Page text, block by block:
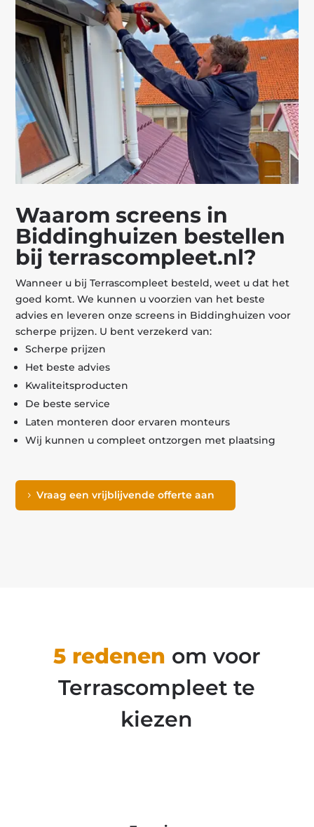
Waarom screens in
Biddinghuizen bestellen
bij terrascompleet.nl?
Wanneer u bij Terrascompleet besteld, weet u dat het
goed komt. We kunnen u voorzien van het beste
advies en leveren onze screens in Biddinghuizen voor
scherpe prijzen. U bent verzekerd van:
Scherpe prijzen
Het beste advies
Kwaliteitsproducten
De beste service
Laten monteren door ervaren monteurs
Wij kunnen u compleet ontzorgen met plaatsing
Vraag een vrijblijvende offerte aan
5 redenen om voor
Terrascompleet te
kiezen